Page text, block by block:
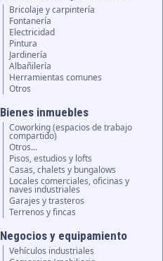
Bricolaje y carpintería
Fontanería
Electricidad
Pintura
Jardinería
Albañilería
Herramientas comunes
Otros
Bienes inmuebles
Coworking (espacios de trabajo
compartido)
Otros...
Pisos, estudios y lofts
Casas, chalets y bungalows
Locales comerciales, oficinas y
naves industriales
Garajes y trasteros
Terrenos y fincas
Negocios y equipamiento
Vehículos industriales